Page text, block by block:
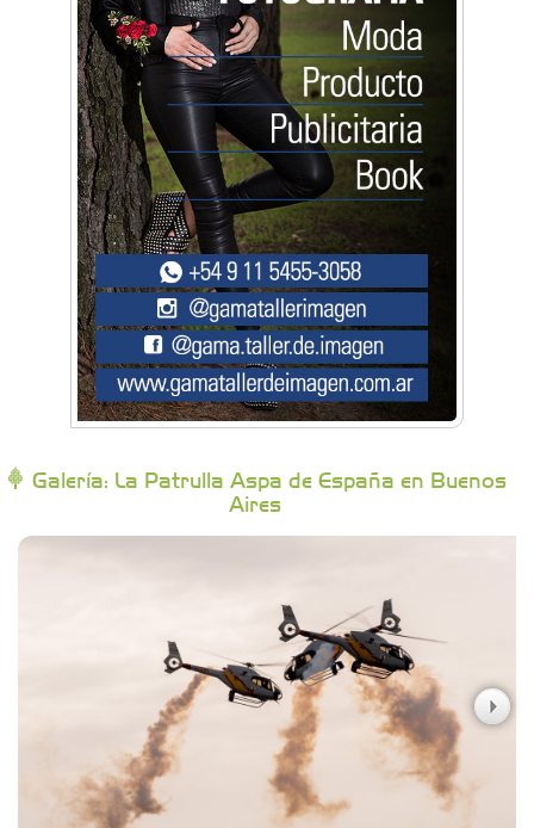
Artística Catalina
Artística Veral
BAIC Ramos Mejía
Brisé Estudio de Danzas
Buenos Aires Equipar
Campoy Federik - Productores Asesores de
Seguros
Carniceria y granja El Viejo Peña
Casa Berta
Clima Castelar
Galería: La Patrulla Aspa de España en Buenos
Aires